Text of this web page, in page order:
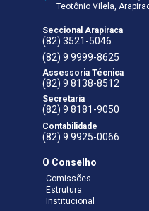
Teotônio Vilela,
Seccional Arapiraca
(82) 3521-5046
(82) 9 9999-8625
Assessoria Técnica
(82) 9 8138-8512
Secretaria
(82) 9 8181-9050
Contabilidade
(82) 9 9925-0066
O Conselho
Comissões
Estrutura
Institucional